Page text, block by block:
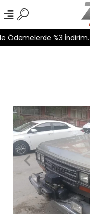
Ödemelerde %3 İndirim.